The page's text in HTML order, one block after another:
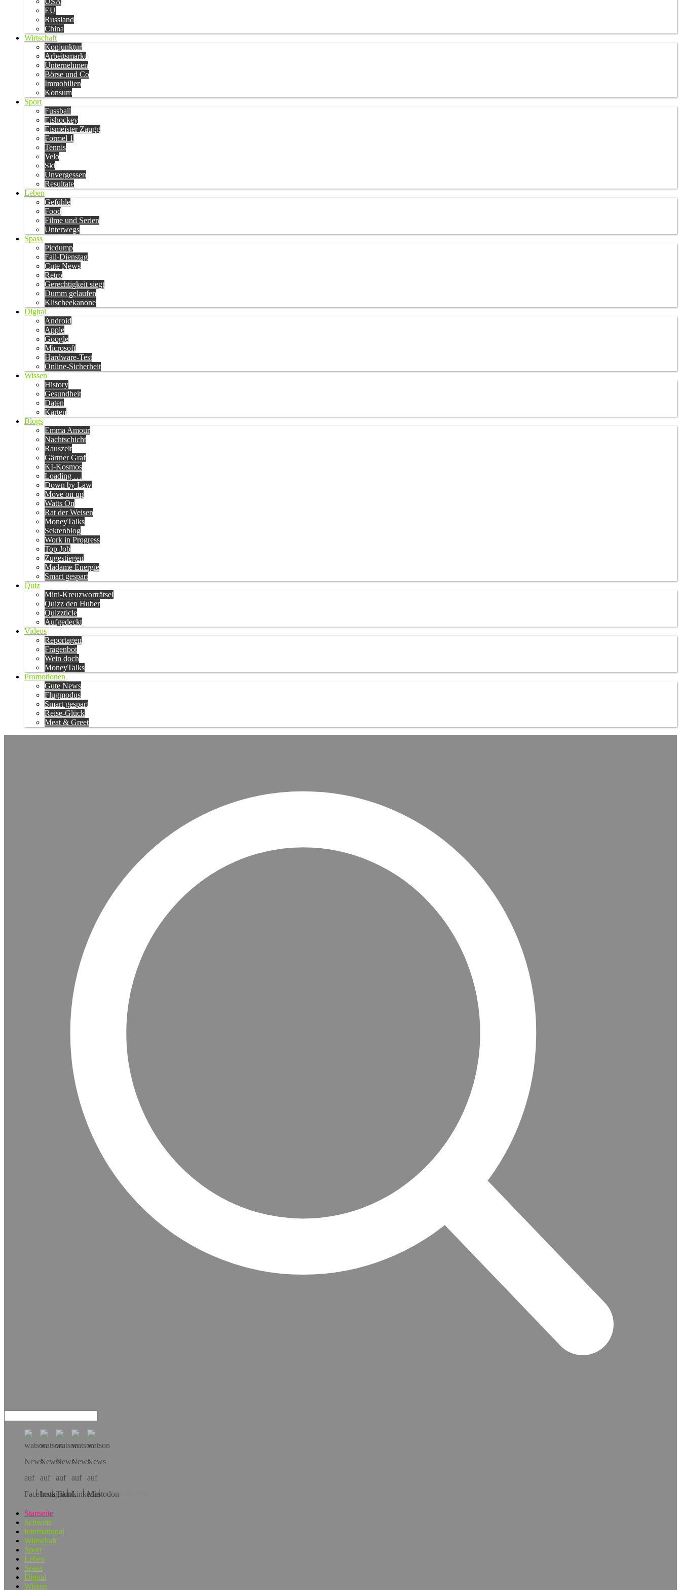
EU
Russland
China
Wirtschaft
Konjunktur
Arbeitsmarkt
Unternehmen
Börse und Co
Immobilien
Konsum
Sport
Fussball
Eishockey
Eismeister Zaugg
Formel 1
Tennis
Velo
Ski
Unvergessen
Resultate
Leben
Gefühle
Food
Filme und Serien
Unterwegs
Spass
Picdump
Fail-Dienstag
Cute News
Retro
Gerechtigkeit siegt
Dumm gelaufen
Klischeekanone
Digital
Android
Apple
Google
Microsoft
Hardware-Test
Online-Sicherheit
Wissen
History
Gesundheit
Daten
Karten
Blogs
Emma Amour
Nachtschicht
Rauszeit
Gärtner Graf
KI-Kosmos
Loading …
Down by Law
Move on up
Watts On
Rat der Weisen
MoneyTalks
Sektenblog
Work in Progress
Top Job
Zugestiegen
Madame Energie
Smart gespart
Quiz
Mini-Kreuzworträtsel
Quizz den Huber
Quizzticle
Aufgedeckt
Videos
Reportagen
Fragenbot
Wein doch
MoneyTalks
Promotionen
Gute News
Flugmodus
Smart gespart
Reise-Glück
Meat & Greet
Hol dir die App!
Startseite
Schweiz
International
Wirtschaft
Sport
Leben
Spass
Digital
Wissen